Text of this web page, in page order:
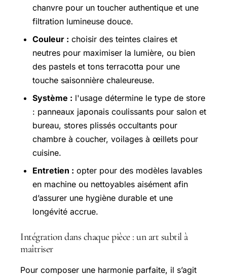
chanvre pour un toucher authentique et une
filtration lumineuse douce.
Couleur : choisir des teintes claires et
neutres pour maximiser la lumière, ou bien
des pastels et tons terracotta pour une
touche saisonnière chaleureuse.
Système : l'usage détermine le type de store
: panneaux japonais coulissants pour salon et
bureau, stores plissés occultants pour
chambre à coucher, voilages à œillets pour
cuisine.
Entretien : opter pour des modèles lavables
en machine ou nettoyables aisément afin
d’assurer une hygiène durable et une
longévité accrue.
Intégration dans chaque pièce : un art subtil à
maîtriser
Pour composer une harmonie parfaite, il s’agit